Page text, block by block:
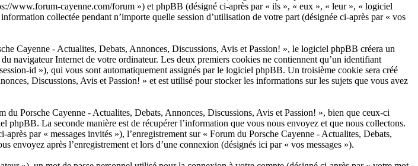
www.forum-cayenne.com/forum ») et phpBB (désigné ci-après par « ils », « eux », « leur », « logiciel
collectée pendant n’importe quelle session d’utilisation de votre part (désignée ci-après par « vos
Cayenne - Actualites, Debats, Annonces, Discussions, Avis et Passion! », le logiciel phpBB créera un
navigateur Internet de votre ordinateur. Les deux premiers cookies ne contiennent qu’un identifiant
id »), qui vous sont automatiquement assignés par le logiciel phpBB. Un troisième cookie sera créé
Discussions, Avis et Passion! » et est utilisé pour stocker les informations sur les sujets que vous avez
Porsche Cayenne - Actualites, Debats, Annonces, Discussions, Avis et Passion! », bien que ceux-ci
La seconde manière est de récupérer l’information que vous nous envoyez et que nous collectons.
par « messages invités »), l’enregistrement sur « Forum du Porsche Cayenne - Actualites, Debats,
envoyez après l’enregistrement et lors d’une connexion (désignés ici par « vos messages »).